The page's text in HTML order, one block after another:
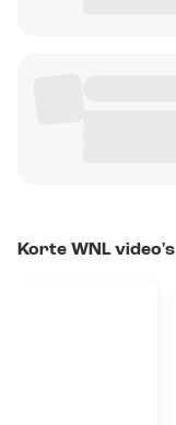
Korte WNL video's